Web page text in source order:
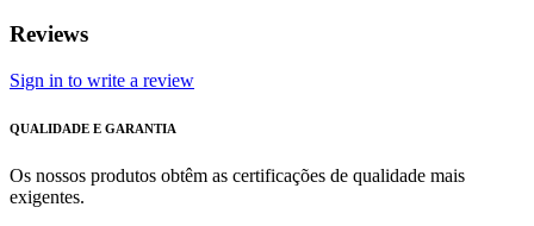
Reviews
Sign in to write a review
QUALIDADE E GARANTIA
Os nossos produtos obtêm as certificações de qualidade mais
exigentes.